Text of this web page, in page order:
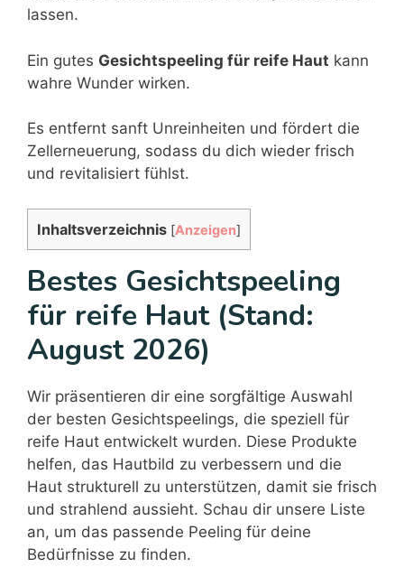
lassen.
Ein gutes Gesichtspeeling für reife Haut kann
wahre Wunder wirken.
Es entfernt sanft Unreinheiten und fördert die
Zellerneuerung, sodass du dich wieder frisch
und revitalisiert fühlst.
Inhaltsverzeichnis [Anzeigen]
Bestes Gesichtspeeling
für reife Haut (Stand:
August 2026)
Wir präsentieren dir eine sorgfältige Auswahl
der besten Gesichtspeelings, die speziell für
reife Haut entwickelt wurden. Diese Produkte
helfen, das Hautbild zu verbessern und die
Haut strukturell zu unterstützen, damit sie frisch
und strahlend aussieht. Schau dir unsere Liste
an, um das passende Peeling für deine
Bedürfnisse zu finden.